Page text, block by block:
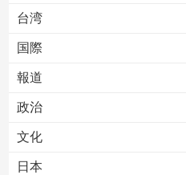
台湾
国際
報道
政治
文化
日本